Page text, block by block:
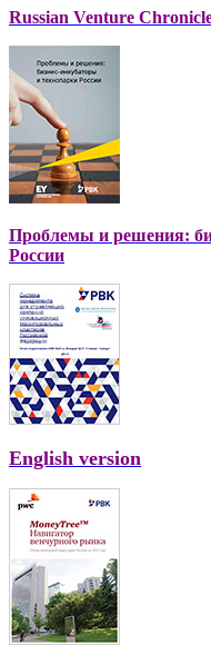
Russian Venture
Проблемы и решения:
России
English version